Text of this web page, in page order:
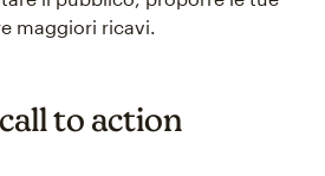
maggiori ricavi.
to action